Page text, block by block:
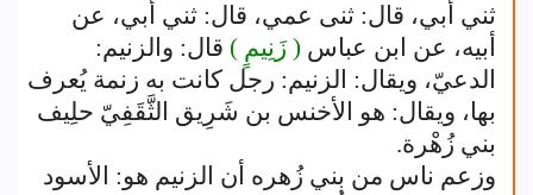
ثني أبي، قال: ثنى عمي، قال: ثني أبي، عن
أبيه، عن ابن عباس ( زَنِيمٍ ) قال: والزنيم:
الدعيّ، ويقال: الزنيم: رجل كانت به زنمة يُعرف
بها، ويقال: هو الأخنس بن شَرِيق الثَّقَفِيّ حلِيف
بني زُهْرة.
وزعم ناس من بني زُهره أن الزنيم هو: الأسود